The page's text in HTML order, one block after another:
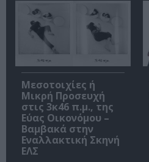
Μεσοτοιχίες ή
Μικρή Προσευχή
στις 3κ46 π.μ., της
Εύας Οικονόμου –
Βαμβακά στην
Εναλλακτική Σκηνή
ΕΛΣ